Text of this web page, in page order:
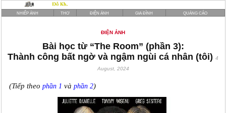
NHIẾP ẢNH THƠ ĐIỆN ẢNH GIA ĐÌNH QUẢNG CÁO
ĐIỆN ẢNH
Bài học từ “The Room” (phần 3):
Thành công bất ngờ và ngậm ngùi cá nhân (tôi) 4
August, 2024
(Tiếp theo phần 1 và phần 2)